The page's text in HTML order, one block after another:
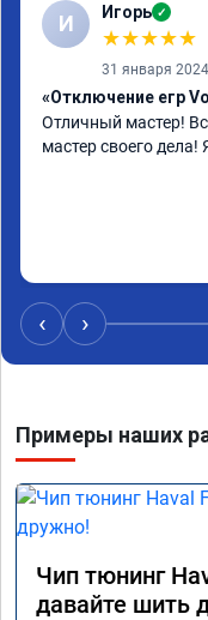
И Игорь ✓
★★★★★
31 января 2024
«Отключение егр
Отличный мастер!
мастер своего дела!
‹ ›
Примеры наших
Чип тюнинг
давайте шить